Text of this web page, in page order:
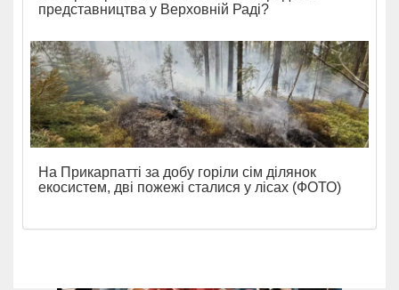
представництва у Верховній Раді?
На Прикарпатті за добу горіли сім ділянок
екосистем, дві пожежі сталися у лісах (ФОТО)